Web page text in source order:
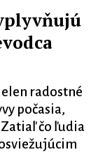
radostné
počasia,
čo ľudia